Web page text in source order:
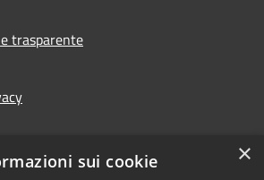
trasparente
accessibilità
×
sui cookie